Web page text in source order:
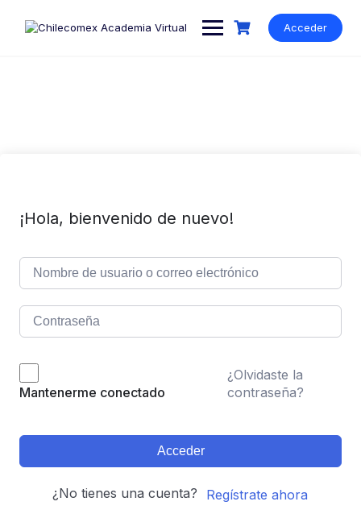
Acceder
¡Hola, bienvenido de nuevo!
Mantenerme conectado
¿Olvidaste la
contraseña?
Acceder
¿No tienes una cuenta? Regístrate ahora